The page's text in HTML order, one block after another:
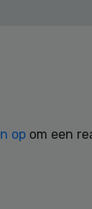
op om een